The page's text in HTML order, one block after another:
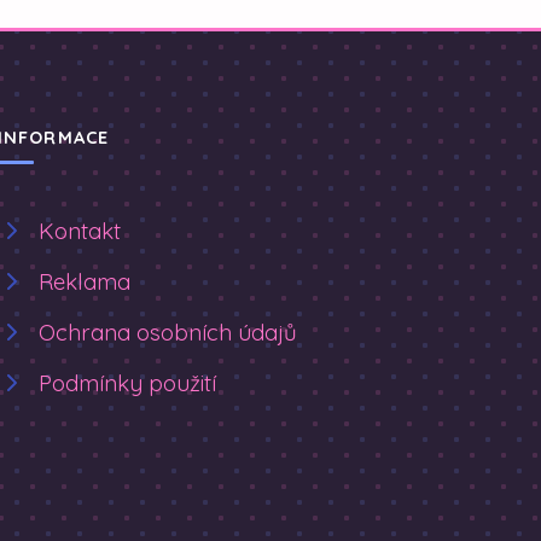
Kontakt
Reklama
Ochrana osobních údajů
Podmínky použití